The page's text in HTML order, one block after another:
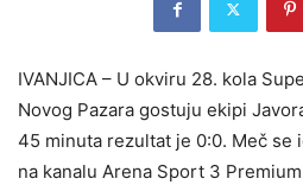
IVANJICA – U okviru 28. kola
Novog Pazara gostuju ekipi
45 minuta rezultat je 0:0. Meč se
na kanalu Arena Sport 3